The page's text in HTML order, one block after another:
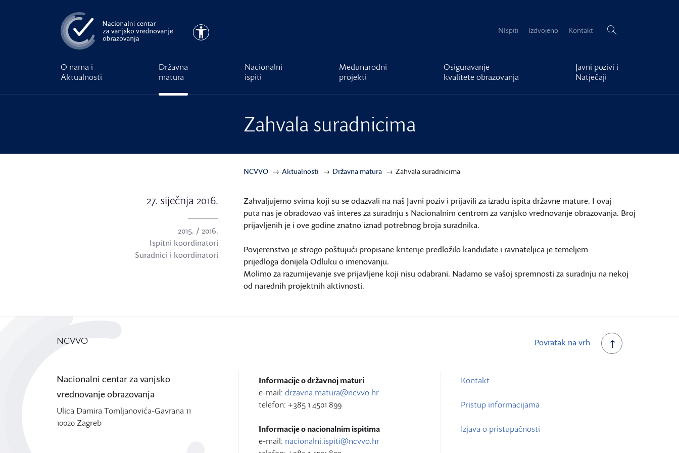
Pristupačnost NIspiti Izdvojeno Kontakt Pretraži:
O nama i
Aktualnosti
Državna
matura
Nacionalni
ispiti
Međunarodni
projekti
Osiguravanje
kvalitete obrazovanja
Javni pozivi i
Natječaji
Zahvala suradnicima
NCVVO Aktualnosti Državna matura Zahvala suradnicima
27. siječnja 2016.
2015. / 2016.
Ispitni koordinatori
Suradnici i koordinatori
Zahvaljujemo svima koji su se odazvali na naš Javni poziv i prijavili za izradu ispita državne mature. I ovaj
puta nas je obradovao vaš interes za suradnju s Nacionalnim centrom za vanjsko vrednovanje obrazovanja. Broj
prijavljenih je i ove godine znatno iznad potrebnog broja suradnika.
Povjerenstvo je strogo poštujući propisane kriterije predložilo kandidate i ravnateljica je temeljem
prijedloga donijela Odluku o imenovanju.
Molimo za razumijevanje sve prijavljene koji nisu odabrani. Nadamo se vašoj spremnosti za suradnju na nekoj
od narednih projektnih aktivnosti.
Povratak na vrh
NCVVO
Nacionalni centar za vanjsko
vrednovanje obrazovanja
Ulica Damira Tomljanovića-Gavrana 11
10020 Zagreb
Informacije o državnoj maturi
e-mail: drzavna.matura@ncvvo.hr
telefon: +385 1 4501 899
Informacije o nacionalnim ispitima
e-mail: nacionalni.ispiti@ncvvo.hr
Kontakt
Pristup informacijama
Izjava o pristupačnosti